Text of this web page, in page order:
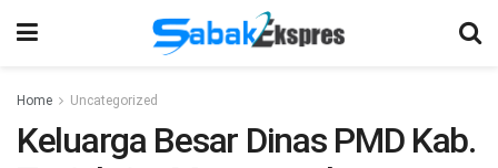
Home Uncategorized
Keluarga Besar Dinas PMD Kab.